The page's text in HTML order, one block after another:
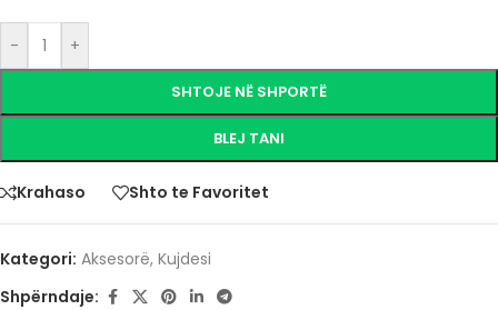
- +
SHTOJE NË SHPORTË
BLEJ TANI
Krahaso Shto te Favoritet
Kategori: Aksesorë, Kujdesi
Shpërndaje: